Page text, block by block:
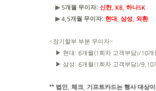
▶5개월 무이자: 신한, KB, 하나SK
▶4,5개월 무이자: 현대 삼성 외환
<장기할부 부분 무이자>
▶ 현대 : 6개월 (1 회차 고객부담)/10개
▶ 삼성: 6개월 (1 회차 고객부담)/9,10
** 법인 체크 기프트카드는 행사 대상